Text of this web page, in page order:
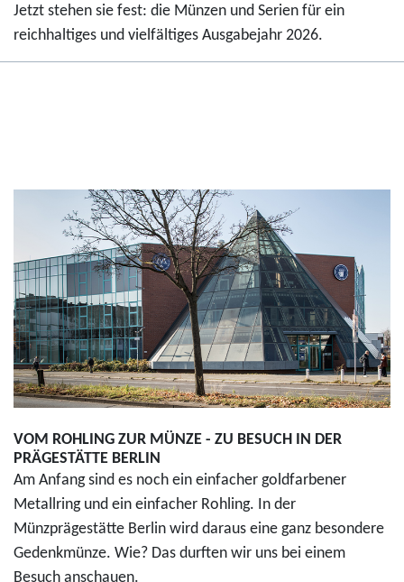
Jetzt stehen sie fest: die Münzen und Serien für ein
reichhaltiges und vielfältiges Ausgabejahr 2026.
VOM ROHLING ZUR MÜNZE - ZU BESUCH IN DER
PRÄGESTÄTTE BERLIN
Am Anfang sind es noch ein einfacher goldfarbener
Metallring und ein einfacher Rohling. In der
Münzprägestätte Berlin wird daraus eine ganz besondere
Gedenkmünze. Wie? Das durften wir uns bei einem
Besuch anschauen.